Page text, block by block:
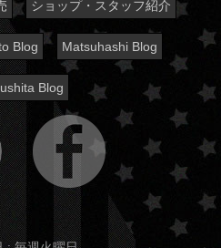
ショップ・スタッフ紹介
Blog Matsuhashi Blog
Blog